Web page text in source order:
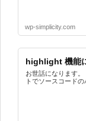
wp-simplicity.com
highlight 機能
お世話になります
トでソースコードの